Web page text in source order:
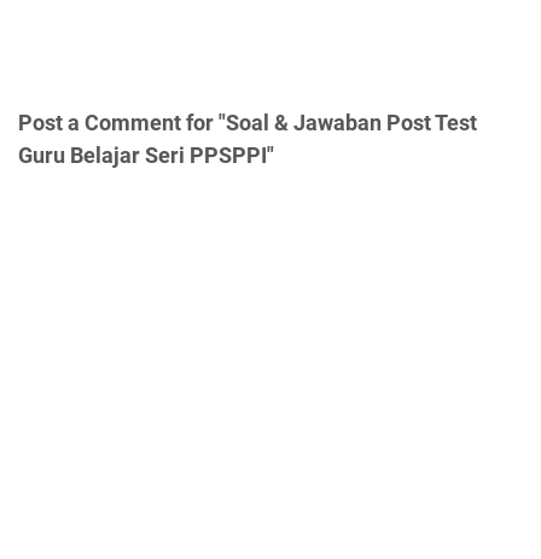
Post a Comment for "Soal & Jawaban Post Test
Guru Belajar Seri PPSPPI"